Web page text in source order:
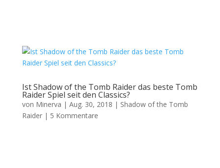
Ist Shadow of the Tomb Raider das beste Tomb
Raider Spiel seit den Classics?
von Minerva | Aug. 30, 2018 | Shadow of the Tomb
Raider| 5 Kommentare